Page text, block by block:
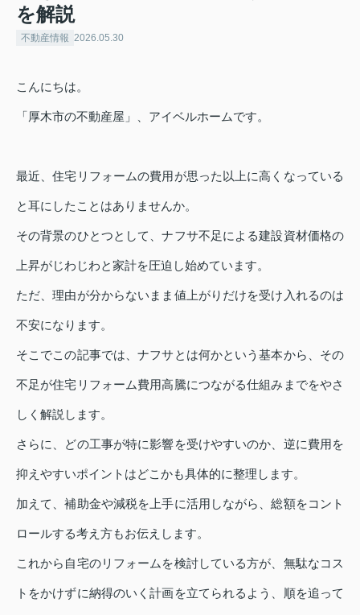
を解説
不動産情報 2026.05.30
こんにちは。
「厚木市の不動産屋」、アイベルホームです。
最近、住宅リフォームの費用が思った以上に高くなっている
と耳にしたことはありませんか。
その背景のひとつとして、ナフサ不足による建設資材価格の
上昇がじわじわと家計を圧迫し始めています。
ただ、理由が分からないまま値上がりだけを受け入れるのは
不安になります。
そこでこの記事では、ナフサとは何かという基本から、その
不足が住宅リフォーム費用高騰につながる仕組みまでをやさ
しく解説します。
さらに、どの工事が特に影響を受けやすいのか、逆に費用を
抑えやすいポイントはどこかも具体的に整理します。
加えて、補助金や減税を上手に活用しながら、総額をコント
ロールする考え方もお伝えします。
これから自宅のリフォームを検討している方が、無駄なコス
トをかけずに納得のいく計画を立てられるよう、順を追って